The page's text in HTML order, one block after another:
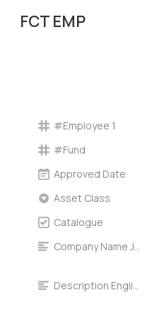
FCT EMP
#Employee 1
#Fund
Approved Date
Asset Class
Catalogue
Company Name Japanese
Description English